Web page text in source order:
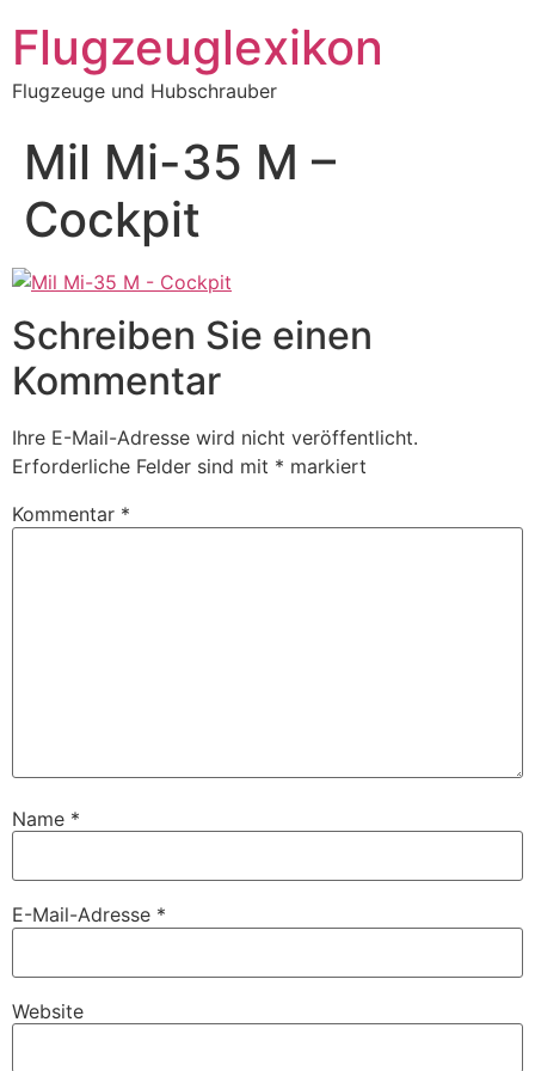
Inhalt
springen
Flugzeuglexikon
Flugzeuge und Hubschrauber
Mil Mi-35 M –
Cockpit
Schreiben Sie einen
Kommentar
Ihre E-Mail-Adresse wird nicht veröffentlicht.
Erforderliche Felder sind mit * markiert
Kommentar *
Name *
E-Mail-Adresse *
Website